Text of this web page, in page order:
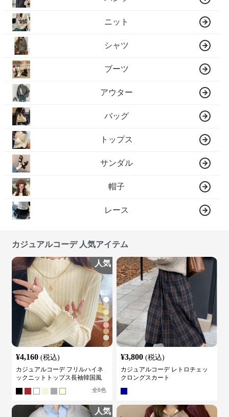
ニット
シャツ
ブーツ
アウター
バッグ
トップス
サンダル
帽子
レース
カジュアルコーデ 人気アイテム
人気
¥4,160 (税込)
カジュアルコーデ フリルハイネ
ックニットトップス長袖韓国風
全8色
¥3,800 (税込)
カジュアルコーデ レトロチェッ
クロングスカート
人気